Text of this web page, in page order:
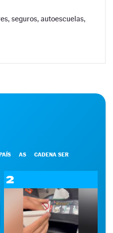
seguros, autoescuelas,
AS CADENA SER
2